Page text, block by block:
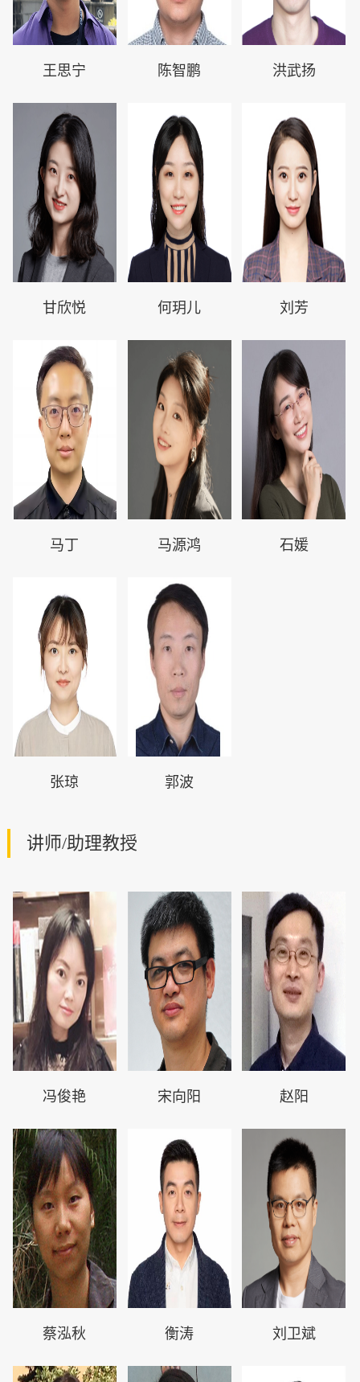
王思宁 陈智鹏 洪武扬
甘欣悦 何玥儿 刘芳
马丁 马源鸿 石媛
张琼 郭波
讲师/助理教授
冯俊艳 宋向阳 赵阳
蔡泓秋 衡涛 刘卫斌